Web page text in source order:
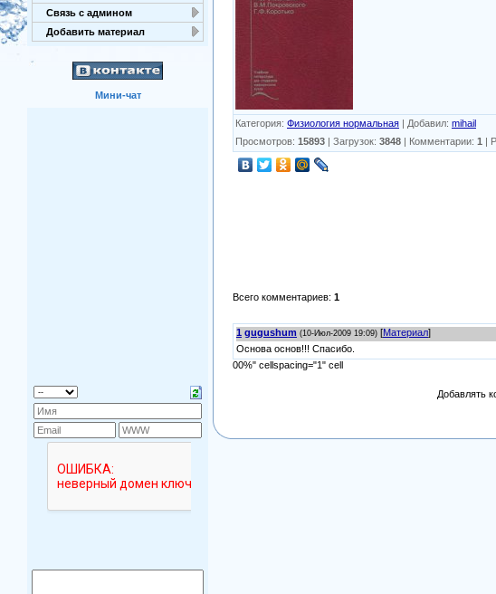
Связь с админом
Добавить материал
Мини-чат
Категория: Физиология нормальная | Добавил: mihail
Просмотров: 15893 | Загрузок: 3848 | Комментарии: 1 |
Всего комментариев: 1
1 gugushum (10-Июл-2009 19:09) [Материал]
Основа основ!!! Спасибо.
00%" cellspacing="1" cell
Добавлять